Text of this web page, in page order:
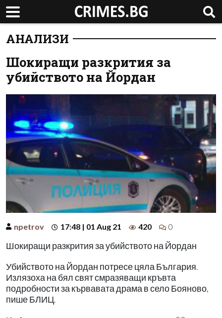
АНАЛИЗИ
Шокиращи разкрития за
убийството на Йордан
npetrov 17:48 | 01 Aug 21 420 0
Шокиращи разкрития за убийството на Йордан
Убийството на Йордан потресе цяла България.
Излязоха на бял свят смразяващи кръвта
подробности за кървавата драма в село Бояново,
пише БЛИЦ.